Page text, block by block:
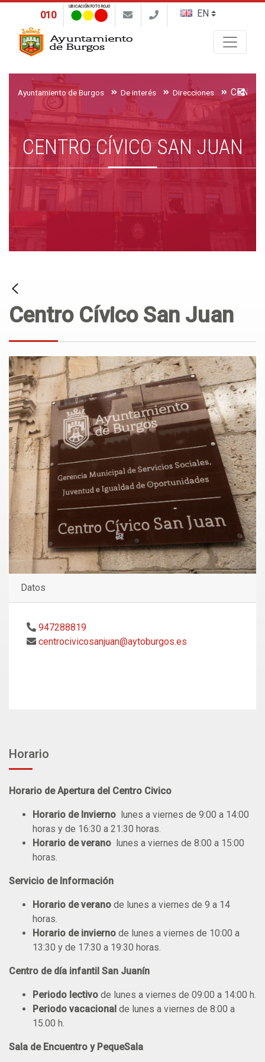
010
UBICACIÓN FOTO ROJO
Ayuntamiento de Burgos De interés Direcciones
CENTRO CÍVICO SAN JUAN
Centro Cívico San Juan
Datos
947288819
centrocivicosanjuan@aytoburgos.es
Horario
​​​​​​Horario de Apertura del Centro Civico
Horario de Invierno lunes a viernes de 9:00 a 14:00
horas y de 16:30 a 21:30 horas.
Horario de verano lunes a viernes de 8:00 a 15:00
horas.
Servicio de Información
Horario de verano de lunes a viernes de 9 a 14
horas.
Horario de invierno de lunes a viernes de 10:00 a
13:30 y de 17:30 a 19:30 horas.
Centro de día infantil San Juanín
Periodo lectivo de lunes a viernes de 09:00 a 14:00 h.
Periodo vacacional de lunes a viernes de 8:00 a
15.00 h.
Sala de Encuentro y PequeSala